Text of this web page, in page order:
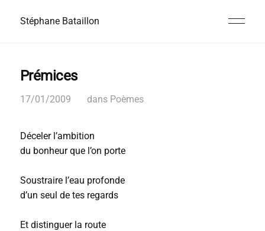
Stéphane Bataillon
Prémices
17/01/2009 dans Poèmes
Déceler l’ambition
du bonheur que l’on porte
Soustraire l’eau profonde
d’un seul de tes regards
Et distinguer la route